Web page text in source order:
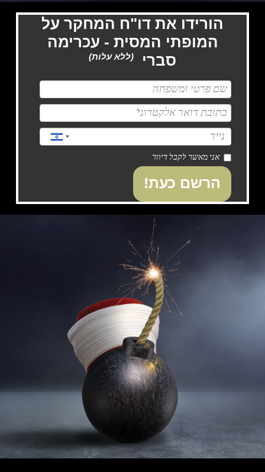
הורידו את דו"ח המחקר על
המופתי המסית - עכרימה
סברי
(ללא עלות)
אני מאשר לקבל דיוור
הרשם כעת!